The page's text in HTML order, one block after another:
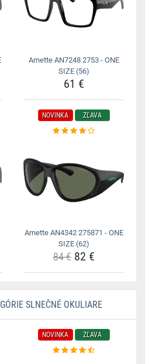
Arnette AN7248 2753 - ONE
SIZE (56)
61 €
NOVINKA ZĽAVA
Arnette AN4342 275871 - ONE
SIZE (62)
84 €82 €
SLNEČNÉ OKULIARE
NOVINKA ZĽAVA